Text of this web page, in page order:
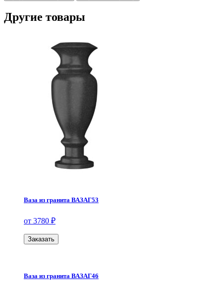
Другие товары
Ваза из гранита ВАЗАГ53
от 3780 ₽
Заказать
Ваза из гранита ВАЗАГ46